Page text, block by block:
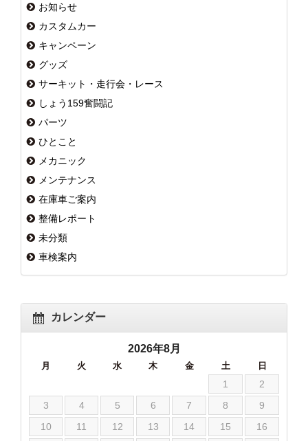
お知らせ
カスタムカー
キャンペーン
グッズ
サーキット・走行会・レース
しょう159奮闘記
パーツ
ひとこと
メカニック
メンテナンス
在庫車ご案内
整備レポート
未分類
車検案内
カレンダー
2026年8月
月 火 水 木 金 土 日
1
2
3
4 5 6 7 8
9
10
11 12 13 14 15
16